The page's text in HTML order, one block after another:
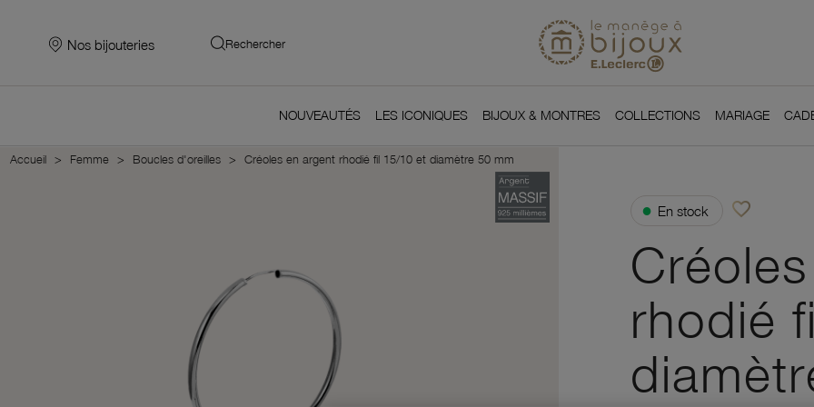
Nos bijouteries Rechercher
NOUVEAUTÉS LES ICONIQUES BIJOUX & MONTRES COLLECTIONS MARIAGE
Accueil Femme Boucles d'oreilles Créoles en argent rhodié fil 15/10 et diamètre 50 mm
● En stock favorite_borderAjouter à vos
rhodié